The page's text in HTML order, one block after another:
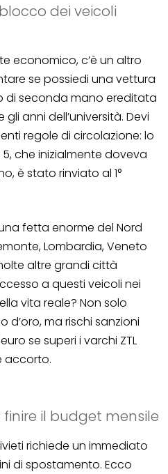
dei veicoli
economico, c’è un altro
se possiedi una vettura
di seconda mano ereditata
anni dell’università. Devi
regole di circolazione: lo
che inizialmente doveva
è stato rinviato al 1°
fetta enorme del Nord
Lombardia, Veneto
altre grandi città
a questi veicoli nei
vita reale? Non solo
ma rischi sanzioni
se superi i varchi ZTL
accorto.
il budget mensile
richiede un immediato
di spostamento. Ecco